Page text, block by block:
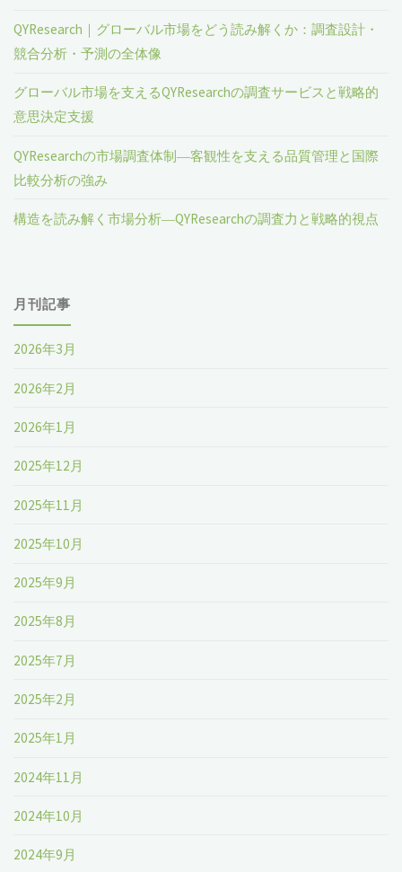
QYResearch｜グローバル市場をどう読み解くか：調査設計・
競合分析・予測の全体像
グローバル市場を支えるQYResearchの調査サービスと戦略的
意思決定支援
QYResearchの市場調査体制―客観性を支える品質管理と国際
比較分析の強み
構造を読み解く市場分析―QYResearchの調査力と戦略的視点
月刊記事
2026年3月
2026年2月
2026年1月
2025年12月
2025年11月
2025年10月
2025年9月
2025年8月
2025年7月
2025年2月
2025年1月
2024年11月
2024年10月
2024年9月